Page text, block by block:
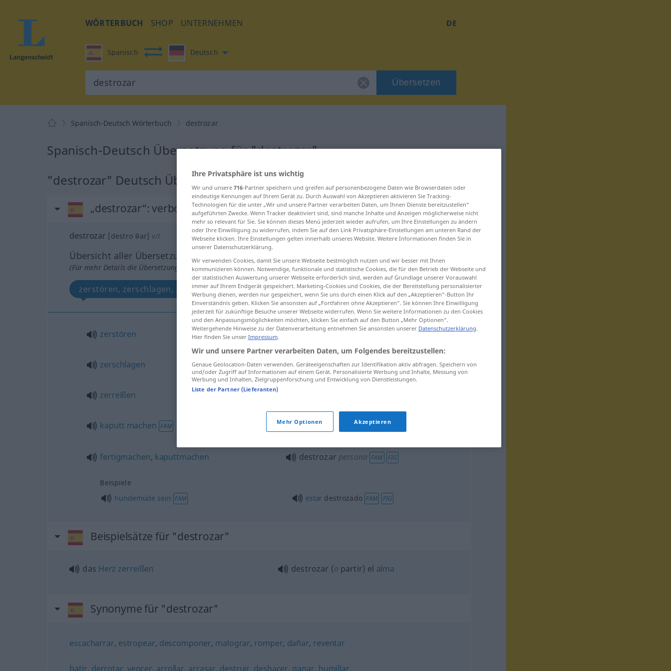
WÖRTERBUCH SHOP UNTERNEHMEN DE
Spanisch Deutsch
Übersetzen
Spanisch-Deutsch Wörterbuch destrozar
Spanisch-Deutsch Übersetzung für "destrozar"
"destrozar" Deutsch Übersetzung
„destrozar“: verbo transitivo
destrozar [destroˈθar] v/t
Übersicht aller Übersetzungen
(Für mehr Details die Übersetzung anklicken/antippen)
zerstören, zerschlagen, zerreißen, kaputt machen fertigmachen, kaputtmachen
zerstören destrozar(≈ destruir)
zerschlagen destrozar(≈ hacer pedazos)
zerreißen
kaputt machen FAM destrozar (≈ romper)
fertigmachen, kaputtmachen destrozar persona FAM FIG
Beispiele
hundemüde sein FAM estar destrozado FAM FIG
Beispielsätze für "destrozar"
das Herz zerreißen destrozar (o partir) el alma
Synonyme für "destrozar"
escacharrar, estropear, descomponer, malograr, romper, dañar, reventar
batir, derrotar, vencer, arrollar, arrasar, destruir, deshacer, ganar, humillar
Ihre Privatsphäre ist uns wichtig
Wir und unsere 716-Partner speichern und greifen auf personenbezogene Daten wie Browserdaten oder
eindeutige Kennungen auf Ihrem Gerät zu. Durch Auswahl von Akzeptieren aktivieren Sie Tracking-
Technologien für die unter „Wir und unsere Partner verarbeiten Daten, um Ihnen Dienste bereitzustellen“
aufgeführten Zwecke. Wenn Tracker deaktiviert sind, sind manche Inhalte und Anzeigen möglicherweise nicht
mehr so relevant für Sie. Sie können dieses Menü jederzeit wieder aufrufen, um Ihre Einstellungen zu ändern
oder Ihre Einwilligung zu widerrufen, indem Sie auf den Link Privatsphäre-Einstellungen am unteren Rand der
Webseite klicken. Ihre Einstellungen gelten innerhalb unseres Website. Weitere Informationen finden Sie in
unserer Datenschutzerklärung.
Wir verwenden Cookies, damit Sie unsere Webseite bestmöglich nutzen und wir besser mit Ihnen
kommunizieren können. Notwendige, funktionale und statistische Cookies, die für den Betrieb der Webseite und
der statistischen Auswertung unserer Webseite erforderlich sind, werden auf Grundlage unserer Vorauswahl
immer auf Ihrem Endgerät gespeichert. Marketing-Cookies und Cookies, die der Bereitstellung personalisierter
Werbung dienen, werden nur gespeichert, wenn Sie uns durch einen Klick auf den „Akzeptieren“-Button Ihr
Einverständnis geben. Klicken Sie ansonsten auf „Fortfahren ohne Akzeptieren“. Sie können Ihre Einwilligung
jederzeit für zukünftige Besuche unserer Webseite widerrufen. Wenn Sie weitere Informationen zu den Cookies
und den Anpassungsmöglichkeiten möchten, klicken Sie einfach auf den Button „Mehr Optionen“.
Weitergehende Hinweise zu der Datenverarbeitung entnehmen Sie ansonsten unserer Datenschutzerklärung.
Hier finden Sie unser Impressum.
Wir und unsere Partner verarbeiten Daten, um Folgendes bereitzustellen:
Genaue Geolocation-Daten verwenden. Geräteeigenschaften zur Identifikation aktiv abfragen. Speichern von
und/oder Zugriff auf Informationen auf einem Gerät. Personalisierte Werbung und Inhalte, Messung von
Werbung und Inhalten, Zielgruppenforschung und Entwicklung von Dienstleistungen.
Liste der Partner (Lieferanten)
Mehr Optionen Akzeptieren